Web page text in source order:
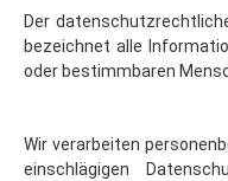
bezeichnet alle
oder bestimmbaren
einschlägigen
DSGVO und des BDSG.